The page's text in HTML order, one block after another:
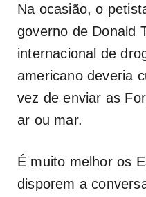
Na ocasião, o
governo de Donald
internacional de
americano deveria
vez de enviar as
ar ou mar.
É muito melhor os
disporem a